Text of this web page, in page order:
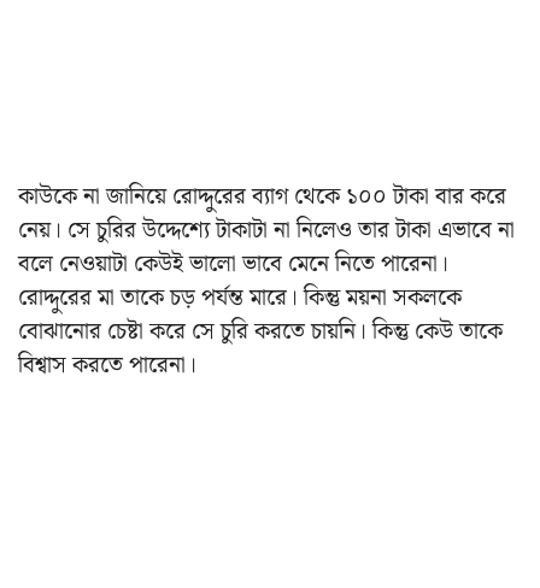
কাউকে না জানিয়ে রোদ্দুরের ব্যাগ থেকে ১০০ টাকা বার করে
নেয়। সে চুরির উদ্দেশ্যে টাকাটা না নিলেও তার টাকা এভাবে না
বলে নেওয়াটা কেউই ভালো ভাবে মেনে নিতে পারেনা।
রোদ্দুরের মা তাকে চড় পর্যন্ত মারে। কিন্তু ময়না সকলকে
বোঝানোর চেষ্টা করে সে চুরি করতে চায়নি। কিন্তু কেউ তাকে
বিশ্বাস করতে পারেনা।